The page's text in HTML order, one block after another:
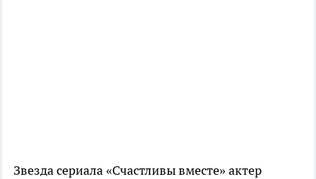
Звезда сериала «Счастливы вместе» актер